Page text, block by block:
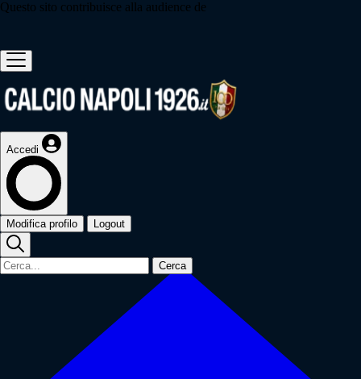
Questo sito contribuisce alla audience de
Accedi
Modifica profilo Logout
Cerca